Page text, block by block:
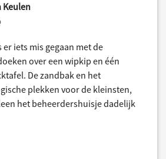
Keulen
er iets mis gegaan met de
over een wipkip en één
De zandbak en het
plekken voor de kleinsten,
het beheerdershuisje dadelijk